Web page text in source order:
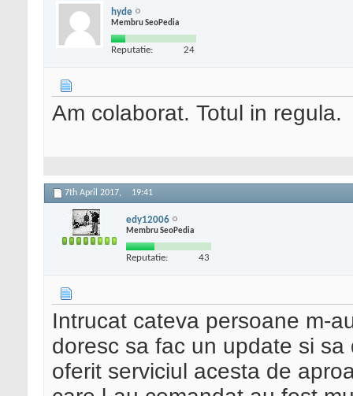
hyde
Membru SeoPedia
Reputatie: 24
Am colaborat. Totul in regula.
7th April 2017, 19:41
edy12006
Membru SeoPedia
Reputatie: 43
Intrucat cateva persoane m-
doresc sa fac un update si
oferit serviciul acesta de